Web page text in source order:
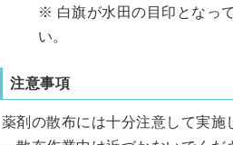
※ 白旗が水田の目印となっ
い。
注意事項
薬剤の散布には十分注意して実施